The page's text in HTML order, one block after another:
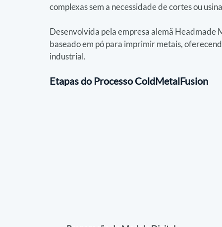
complexas sem a necessidade de cortes ou
Desenvolvida pela empresa alemã
baseado em pó para imprimir metais,
industrial.
Etapas do Processo ColdMetalFusion